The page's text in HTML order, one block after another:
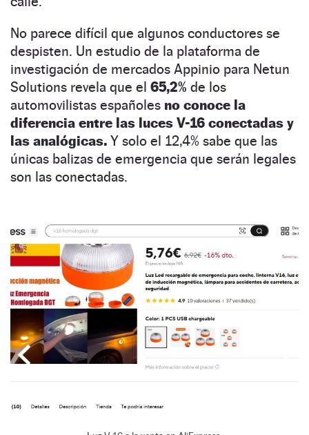
No parece difícil que algunos conductores se
despisten. Un estudio de la plataforma de
investigación de mercados Appinio para Netun
Solutions revela que el 65,2% de los
automovilistas españoles no conoce la
diferencia entre las luces V-16 conectadas y
las analógicas. Y solo el 12,4% sabe que las
únicas balizas de emergencia que serán legales
son las conectadas.